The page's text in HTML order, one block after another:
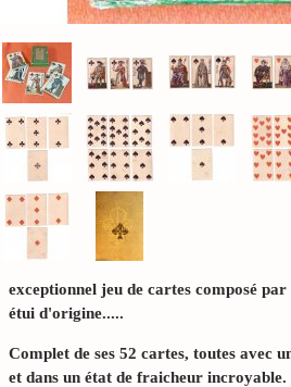
exceptionnel jeu de cartes composé
étui d'origine.....
Complet de ses 52 cartes, toutes avec
et dans un état de fraicheur incroyable.